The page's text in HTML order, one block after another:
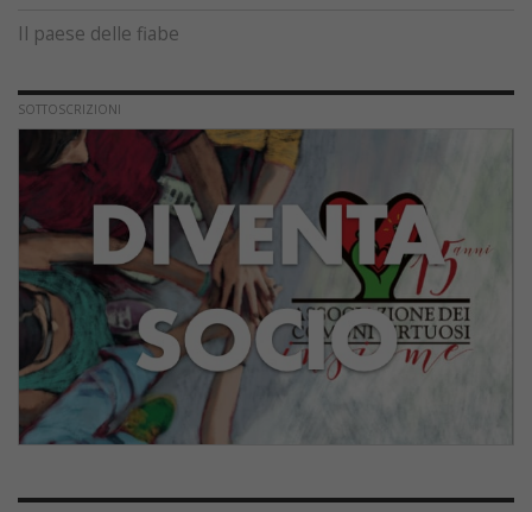
Il paese delle fiabe
SOTTOSCRIZIONI